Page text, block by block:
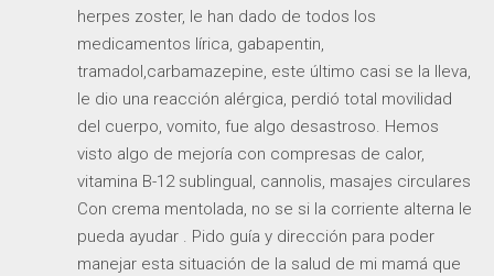
herpes zoster, le han dado de todos los
medicamentos lírica, gabapentin,
tramadol,carbamazepine, este último casi se la lleva,
le dio una reacción alérgica, perdió total movilidad
del cuerpo, vomito, fue algo desastroso. Hemos
visto algo de mejoría con compresas de calor,
vitamina B-12 sublingual, cannolis, masajes circulares
Con crema mentolada, no se si la corriente alterna le
pueda ayudar . Pido guía y dirección para poder
manejar esta situación de la salud de mi mamá que